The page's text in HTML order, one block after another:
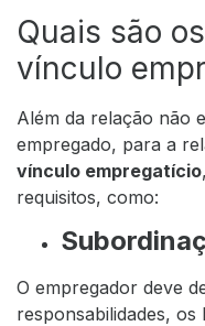
Quais são
vínculo
Além da relação não
empregado, para a
vínculo empregatício
requisitos, como:
O empregador deve
responsabilidades,